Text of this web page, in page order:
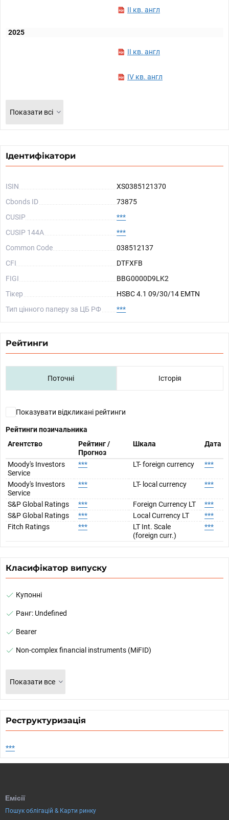
II кв. англ
2025
II кв. англ
IV кв. англ
Показати всі
Ідентифікатори
ISIN
XS0385121370
Cbonds ID
73875
CUSIP
***
CUSIP 144A
***
Common Code
038512137
CFI
DTFXFB
FIGI
BBG0000D9LK2
Тікер
HSBC 4.1 09/30/14 EMTN
Тип цінного паперу за ЦБ РФ
***
Рейтинги
Поточні Історія
Показувати відкликані рейтинги
Рейтинги позичальника
Агентство
Рейтинг /
Прогноз
Шкала Дата
Moody's Investors
Service
*** LT- foreign currency ***
Moody's Investors
Service
*** LT- local currency ***
S&P Global Ratings *** Foreign Currency LT
***
S&P Global Ratings
*** Local Currency LT
***
Fitch Ratings
***
LT Int. Scale
(foreign curr.)
***
Класифікатор випуску
Купонні
Ранг: Undefined
Bearer
Non-complex financial instruments (MiFID)
Показати все
Реструктуризація
***
Емісії
Пошук облігацій & Карти ринку